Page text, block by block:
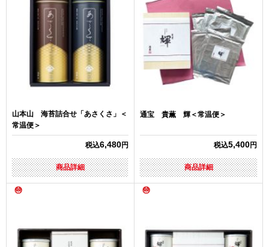
山本山 海苔詰合せ「あさくさ」＜
常温便＞
税込6,480円
商品詳細
通宝 貴薫 輝＜常温便＞
税込5,400円
商品詳細